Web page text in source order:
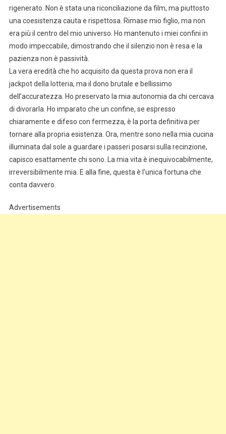
rigenerato. Non è stata una riconciliazione da film, ma piuttosto
una coesistenza cauta e rispettosa. Rimase mio figlio, ma non
era più il centro del mio universo. Ho mantenuto i miei confini in
modo impeccabile, dimostrando che il silenzio non è resa e la
pazienza non è passività.
La vera eredità che ho acquisito da questa prova non era il
jackpot della lotteria, ma il dono brutale e bellissimo
dell’accuratezza. Ho preservato la mia autonomia da chi cercava
di divorarla. Ho imparato che un confine, se espresso
chiaramente e difeso con fermezza, è la porta definitiva per
tornare alla propria esistenza. Ora, mentre sono nella mia cucina
illuminata dal sole a guardare i passeri posarsi sulla recinzione,
capisco esattamente chi sono. La mia vita è inequivocabilmente,
irreversibilmente mia. E alla fine, questa è l’unica fortuna che
conta davvero.
Advertisements